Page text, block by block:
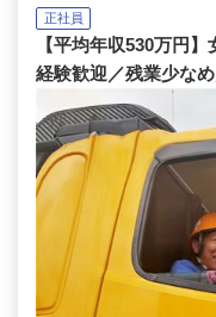
正社員
【平均年収530万円
経験歓迎／残業少な